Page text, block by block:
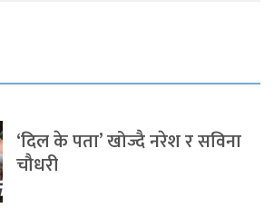
‘दिल के पता’ खोज्दै नरेश र सविना
चौधरी